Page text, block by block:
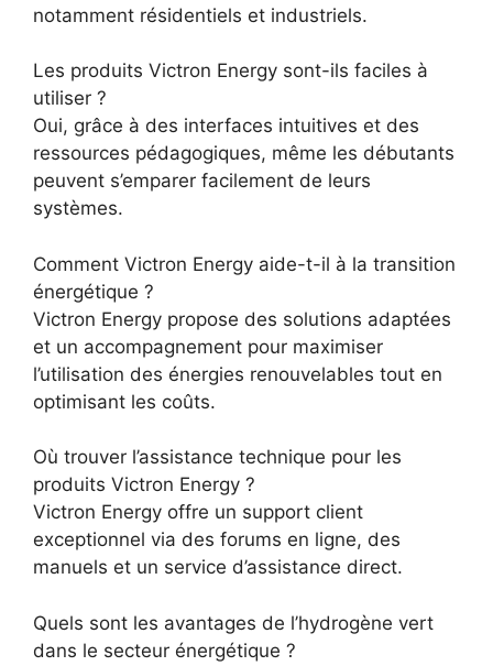
notamment résidentiels et industriels.
Les produits Victron Energy sont-ils faciles à
utiliser ?
Oui, grâce à des interfaces intuitives et des
ressources pédagogiques, même les débutants
peuvent s’emparer facilement de leurs
systèmes.
Comment Victron Energy aide-t-il à la transition
énergétique ?
Victron Energy propose des solutions adaptées
et un accompagnement pour maximiser
l’utilisation des énergies renouvelables tout en
optimisant les coûts.
Où trouver l’assistance technique pour les
produits Victron Energy ?
Victron Energy offre un support client
exceptionnel via des forums en ligne, des
manuels et un service d’assistance direct.
Quels sont les avantages de l’hydrogène vert
dans le secteur énergétique ?